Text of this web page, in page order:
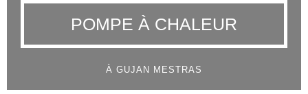
POMPE À CHALEUR
À GUJAN MESTRAS